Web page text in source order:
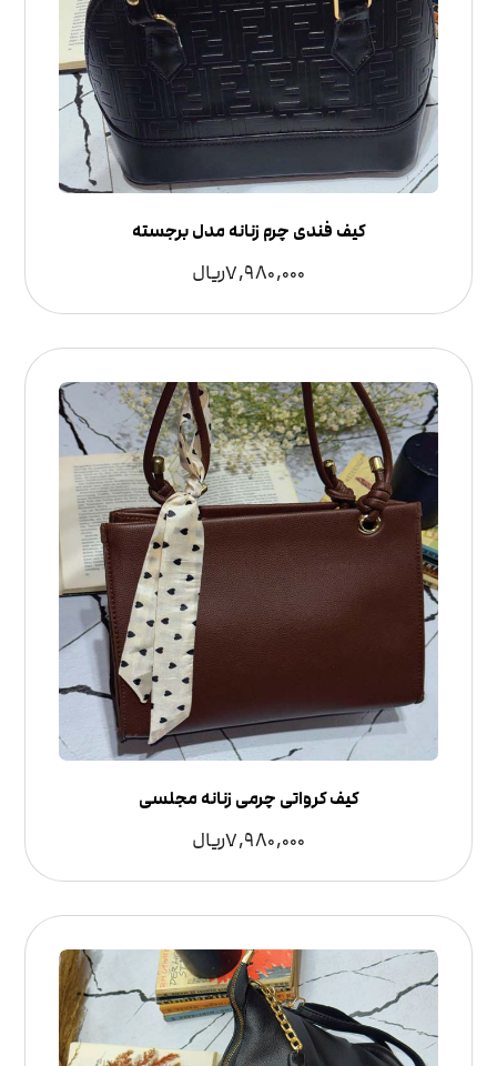
کیف فندی چرم زنانه مدل برجسته
7,980,000ریال
کیف کرواتی چرمی زنانه مجلسی
7,980,000ریال